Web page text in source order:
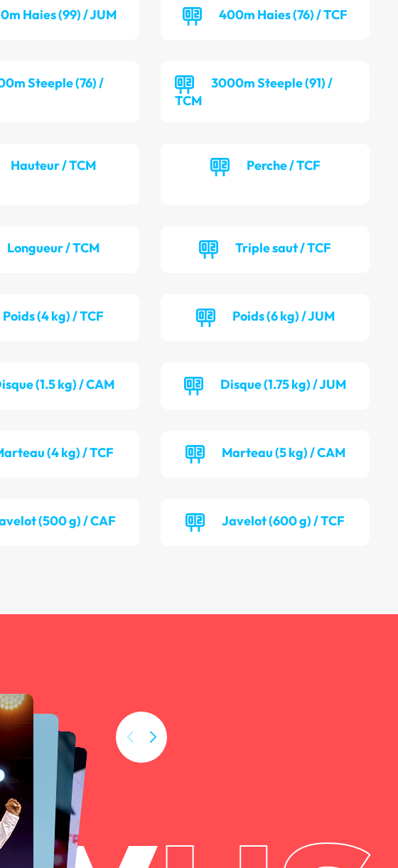
Haies (99) / JUM 400m Haies (76) / TCF
Steeple (76) /
3000m Steeple (91) /
TCM
Hauteur / TCM Perche / TCF
Longueur / TCM Triple saut / TCF
Poids (4 kg) / TCF Poids (6 kg) / JUM
(1.5 kg) / CAM Disque (1.75 kg) / JUM
(4 kg) / TCF Marteau (5 kg) / CAM
(500 g) / CAF Javelot (600 g) / TCF